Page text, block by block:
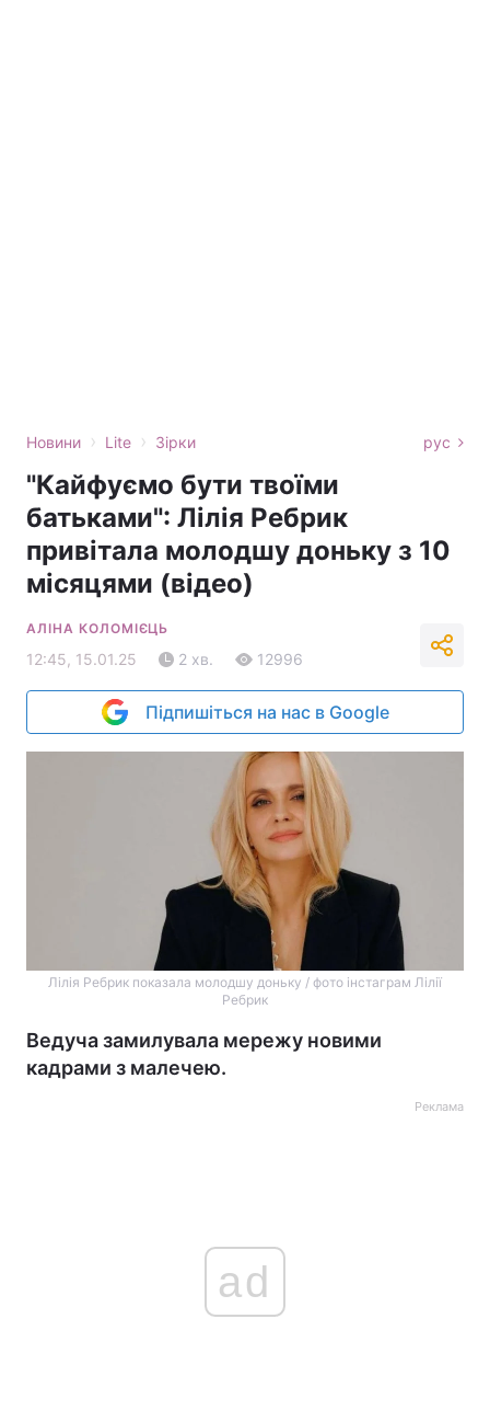
Новини › Lite › Зірки рус
"Кайфуємо бути твоїми
батьками": Лілія Ребрик
привітала молодшу доньку з 10
місяцями (відео)
АЛІНА КОЛОМІЄЦЬ
12:45, 15.01.25 2 хв. 12996
Підпишіться на нас в Google
Лілія Ребрик показала молодшу доньку / фото інстаграм Лілії
Ребрик
Ведуча замилувала мережу новими
кадрами з малечею.
Реклама
ad